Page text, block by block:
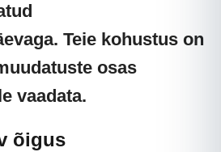
Teie kohustus on
osas
vaadata.
õigus